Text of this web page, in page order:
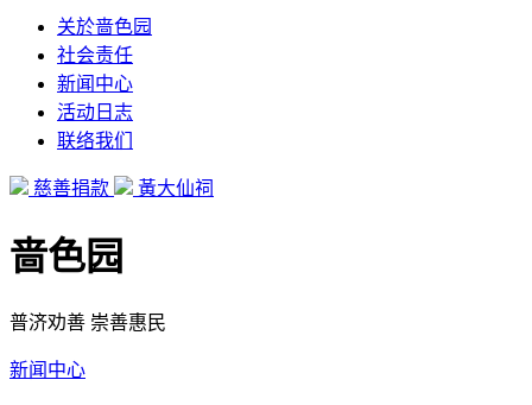
关於啬色园
社会责任
新闻中心
活动日志
联络我们
慈善捐款 黃大仙祠
啬色园
普济劝善 崇善惠民
新闻中心